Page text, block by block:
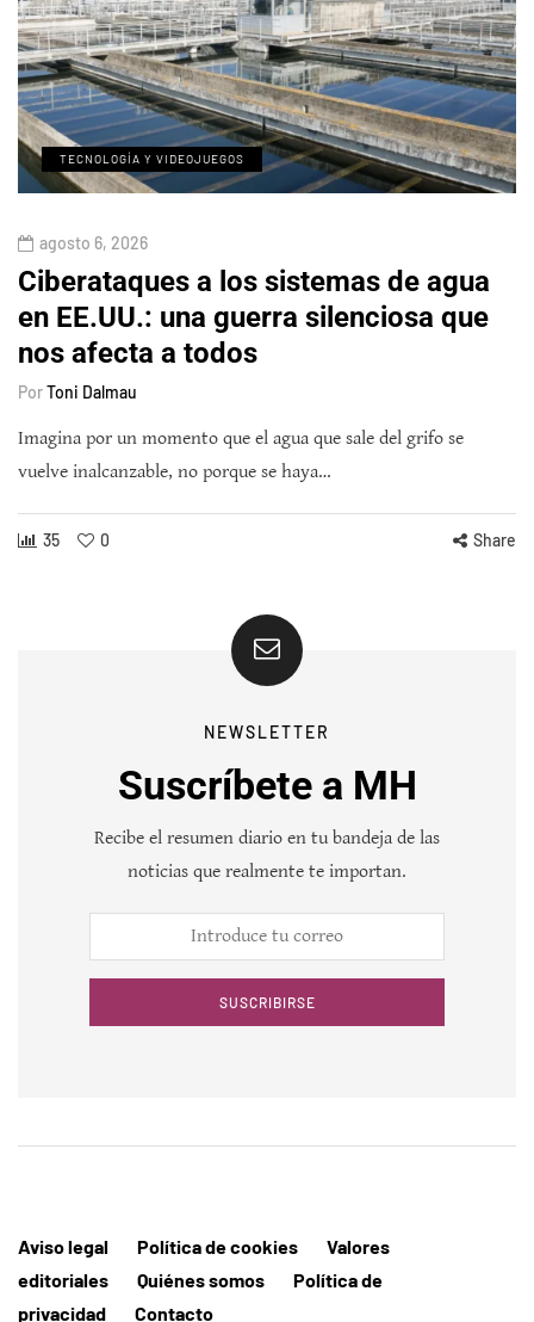
TECNOLOGÍA Y VIDEOJUEGOS
agosto 6, 2026
Ciberataques a los sistemas de agua
en EE.UU.: una guerra silenciosa que
nos afecta a todos
PorToni Dalmau
Imagina por un momento que el agua que sale del grifo se
vuelve inalcanzable, no porque se haya…
35 0 Share
NEWSLETTER
Suscríbete a MH
Recibe el resumen diario en tu bandeja de las
noticias que realmente te importan.
SUSCRIBIRSE
Aviso legal Política de cookies
Valores
editoriales
Quiénes somos
Política de
privacidad
Contacto